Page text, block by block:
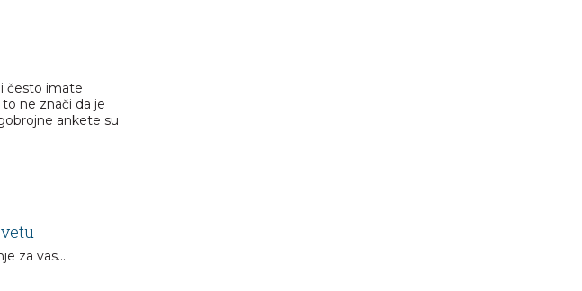
često imate
ne znači da je
ankete su
za vas...